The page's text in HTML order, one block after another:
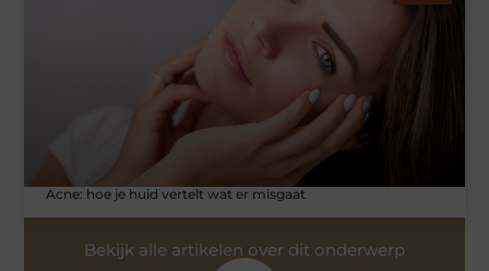
Acne: hoe je huid vertelt wat er misgaat
Bekijk alle artikelen over dit onderwerp